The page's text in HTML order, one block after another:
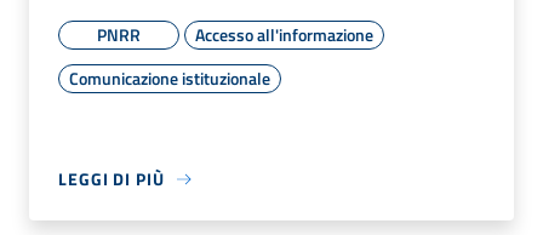
PNRR
Accesso all'informazione
Comunicazione istituzionale
LEGGI DI PIÙ